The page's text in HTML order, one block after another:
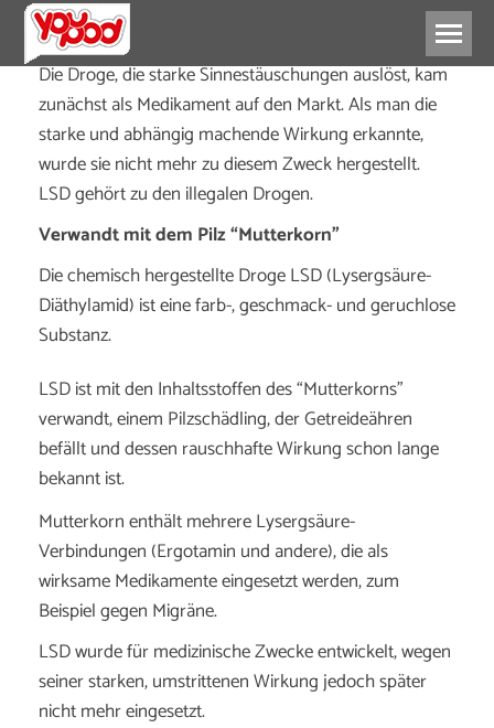
Die Droge, die starke Sinnestäuschungen auslöst, kam
zunächst als Medikament auf den Markt. Als man die
starke und abhängig machende Wirkung erkannte,
wurde sie nicht mehr zu diesem Zweck hergestellt.
LSD gehört zu den illegalen Drogen.
Verwandt mit dem Pilz “Mutterkorn”
Die chemisch hergestellte Droge LSD (Lysergsäure-
Diäthylamid) ist eine farb-, geschmack- und geruchlose
Substanz.
LSD ist mit den Inhaltsstoffen des “Mutterkorns”
verwandt, einem Pilzschädling, der Getreideähren
befällt und dessen rauschhafte Wirkung schon lange
bekannt ist.
Mutterkorn enthält mehrere Lysergsäure-
Verbindungen (Ergotamin und andere), die als
wirksame Medikamente eingesetzt werden, zum
Beispiel gegen Migräne.
LSD wurde für medizinische Zwecke entwickelt, wegen
seiner starken, umstrittenen Wirkung jedoch später
nicht mehr eingesetzt.